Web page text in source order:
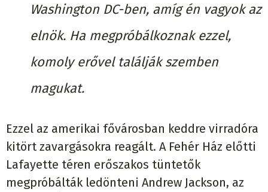
Washington DC-ben, amíg én vagyok az
elnök. Ha megpróbálkoznak ezzel,
komoly erővel találják szemben
magukat.
Ezzel az amerikai fővárosban keddre virradóra
kitört zavargásokra reagált. A Fehér Ház előtti
Lafayette téren erőszakos tüntetők
megpróbálták ledönteni Andrew Jackson, az